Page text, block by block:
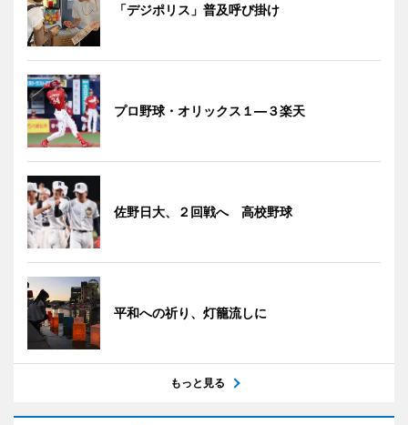
「デジポリス」普及呼び掛け
プロ野球・オリックス１―３楽天
佐野日大、２回戦へ 高校野球
平和への祈り、灯籠流しに
もっと見る